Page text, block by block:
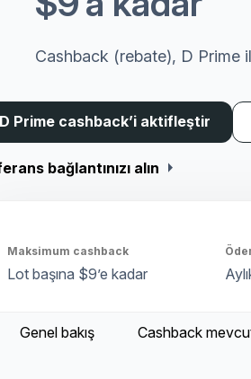
Cashback (rebate), D Prime
D Prime cashback’i aktifleştir
bağlantınızı alın arrow_right
Maksimum cashback
Lot başına $9’e kadar
Genel bakış Cashback